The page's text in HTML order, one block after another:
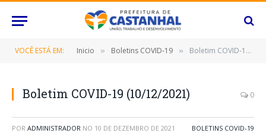
VOCÊ ESTÁ EM: Inicio » Boletins COVID-19 » Boletim COVID-19 (10/12/2021)
Boletim COVID-19 (10/12/2021) 0
POR ADMINISTRADOR NO 10 DE DEZEMBRO DE 2021 BOLETINS COVID-19